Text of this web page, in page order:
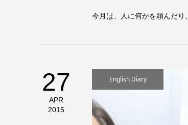
今月は、人に何かを頼んだり
27
APR
2015
English Diary